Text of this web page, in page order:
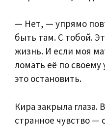
— Нет, — упрямо
быть там. С тобой.
жизнь. И если моя
ломать её по
это остановить.
Кира закрыла глаза.
странное чувство —